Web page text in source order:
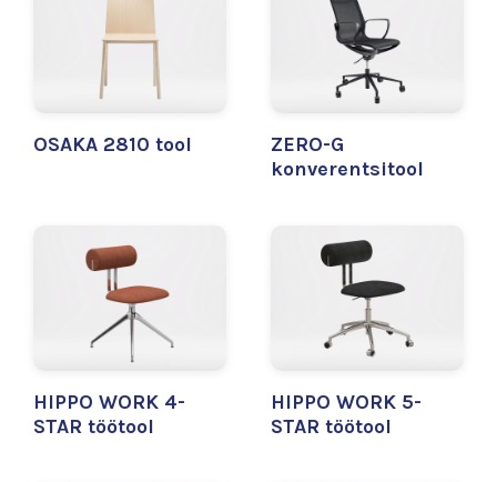
OSAKA 2810 tool
ZERO-G
konverentsitool
HIPPO WORK 4-
STAR töötool
HIPPO WORK 5-
STAR töötool